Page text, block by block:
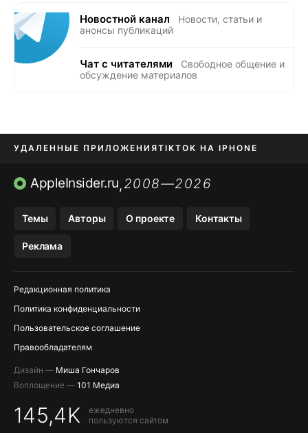
Новостной канал
Новости, статьи и
анонсы публикаций
Чат с читателями
Свободное общение и
обсуждение материалов
УДАЛЕННЫЕ ПРИЛОЖЕНИЯTIKTOK НА IPHONE
ПРИЛОЖЕНИЯ БЕЗ APP STORE
AppleInsider.ru,2008—2026
Темы Авторы О проекте Контакты
Реклама
Редакционная политика
Политика конфиденциальности
Пользовательское соглашение
Правообладателям
Дизайн — Миша Гончаров
Воплощение — 101 Медиа
145,4K
ежедневно
пользуются сайтом